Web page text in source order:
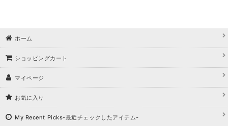
ホーム
ショッピングカート
マイページ
お気に入り
My Recent Picks-最近チェックしたアイテム-